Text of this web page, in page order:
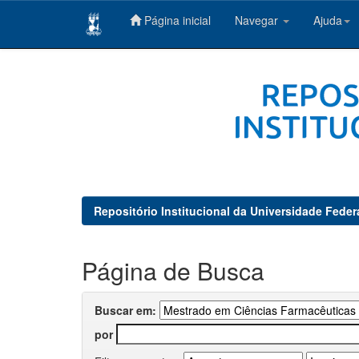
Página inicial Navegar Ajuda
Repositório Institucional da Universidade
Página de Busca
Buscar em:
por